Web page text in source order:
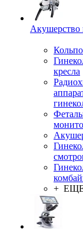
Акушерство
кресла
+